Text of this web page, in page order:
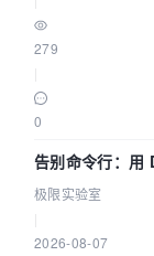
279
0
告别命令行：用
极限实验室
2026-08-07